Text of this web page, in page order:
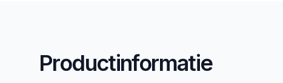
Productinformatie